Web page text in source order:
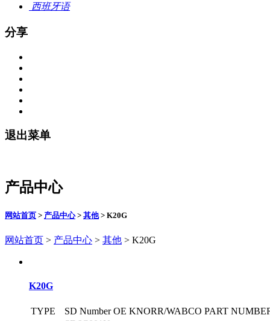
西班牙语
分享
退出菜单
产品中心
网站首页 > 产品中心> 其他> K20G
网站首页 > 产品中心 > 其他 > K20G
K20G
TYPE SD Number OE KNORR/WABCO PART